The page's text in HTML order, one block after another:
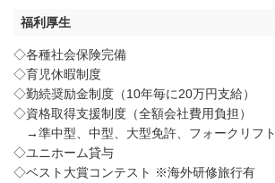
福利厚生
◇各種社会保険完備
◇育児休暇制度
◇勤続奨励金制度（10年毎に20万円支給）
◇資格取得支援制度（全額会社費用負担）
→準中型、中型、大型免許、フォークリフト
◇ユニホーム貸与
◇ベスト大賞コンテスト ※海外研修旅行有